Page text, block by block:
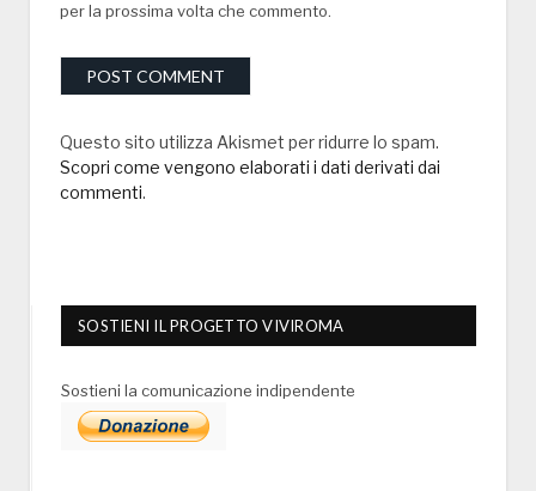
per la prossima volta che commento.
Questo sito utilizza Akismet per ridurre lo spam.
Scopri come vengono elaborati i dati derivati dai
commenti.
SOSTIENI IL PROGETTO VIVIROMA
Sostieni la comunicazione indipendente